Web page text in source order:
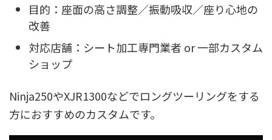
目的：座面の高さ調整／振動吸収／座り心地の
改善
対応店舗：シート加工専門業者 or 一部カスタム
ショップ
Ninja250やXJR1300などでロングツーリングをする
方におすすめのカスタムです。